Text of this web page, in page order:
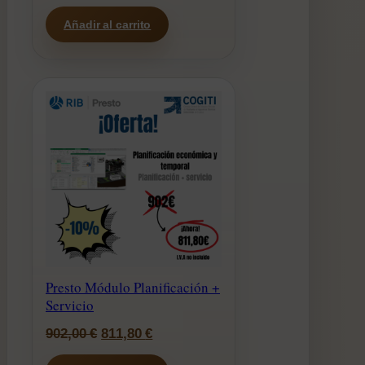
precio
original
precio
actual
Añadir al carrito
Presto Módulo Planificación +
Servicio
902,00€ El
precio
811,80€El
precio